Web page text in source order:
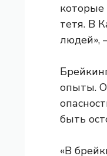
тетя. В
людей»,
опыты.
быть
«В